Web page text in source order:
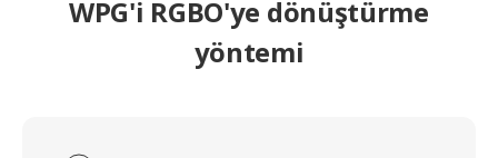
WPG'i RGBO'ye dönüştürme
yöntemi